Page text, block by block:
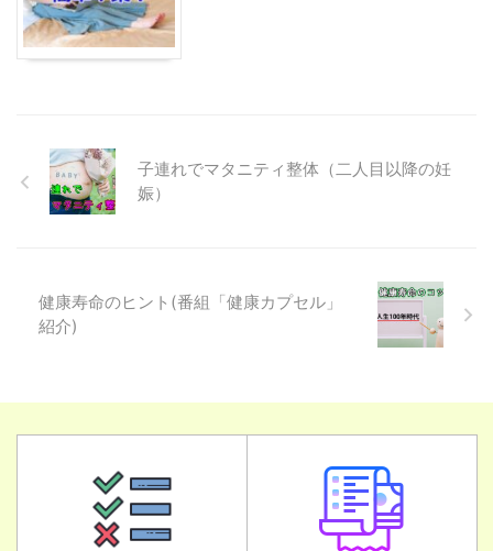
子連れでマタニティ整体（二人目以降の妊
娠）
健康寿命のヒント(番組「健康カプセル」
紹介)